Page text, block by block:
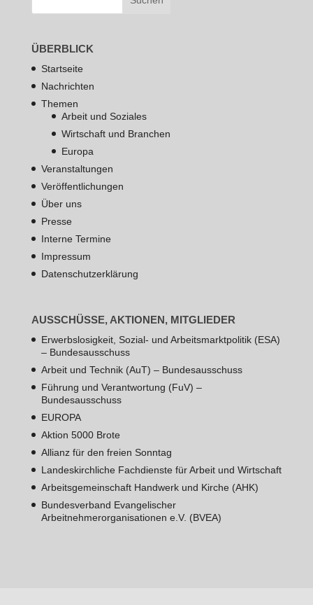
ÜBERBLICK
Startseite
Nachrichten
Themen
Arbeit und Soziales
Wirtschaft und Branchen
Europa
Veranstaltungen
Veröffentlichungen
Über uns
Presse
Interne Termine
Impressum
Datenschutzerklärung
AUSSCHÜSSE, AKTIONEN, MITGLIEDER
Erwerbslosigkeit, Sozial- und Arbeitsmarktpolitik (ESA)
– Bundesausschuss
Arbeit und Technik (AuT) – Bundesausschuss
Führung und Verantwortung (FuV) –
Bundesausschuss
EUROPA
Aktion 5000 Brote
Allianz für den freien Sonntag
Landeskirchliche Fachdienste für Arbeit und Wirtschaft
Arbeitsgemeinschaft Handwerk und Kirche (AHK)
Bundesverband Evangelischer
Arbeitnehmerorganisationen e.V. (BVEA)